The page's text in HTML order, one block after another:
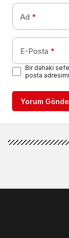
Ad *
E-Posta *
Bir dahaki
posta
Yorum